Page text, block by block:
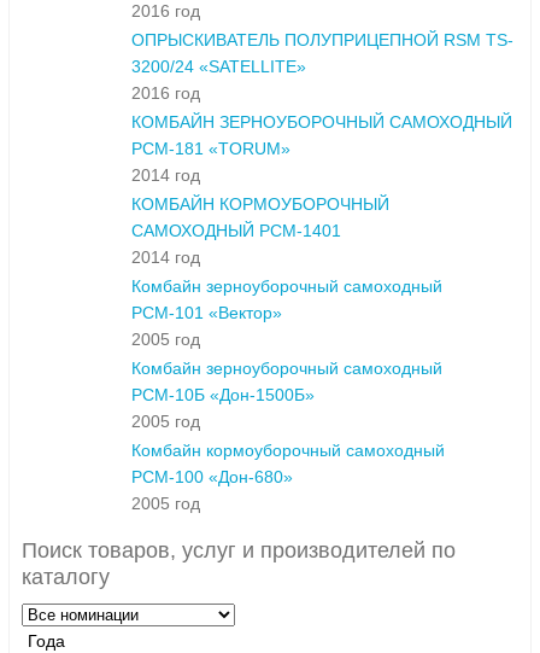
2016 год
ОПРЫСКИВАТЕЛЬ ПОЛУПРИЦЕПНОЙ RSM TS-
3200/24 «SATELLITE»
2016 год
КОМБАЙН ЗЕРНОУБОРОЧНЫЙ САМОХОДНЫЙ
РСМ-181 «TORUM»
2014 год
КОМБАЙН КОРМОУБОРОЧНЫЙ
САМОХОДНЫЙ РСМ-1401
2014 год
Комбайн зерноуборочный самоходный
РСМ-101 «Вектор»
2005 год
Комбайн зерноуборочный самоходный
РСМ-10Б «Дон-1500Б»
2005 год
Комбайн кормоуборочный самоходный
РСМ-100 «Дон-680»
2005 год
Поиск товаров, услуг и производителей по
каталогу
Года